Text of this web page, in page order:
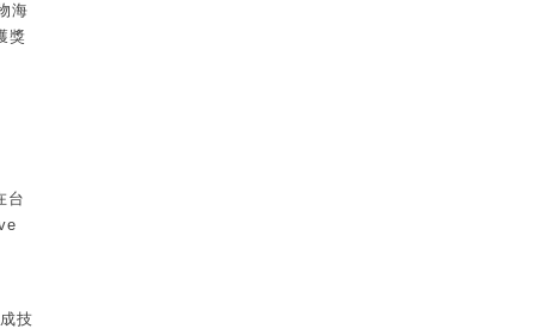
海
獎
台
技